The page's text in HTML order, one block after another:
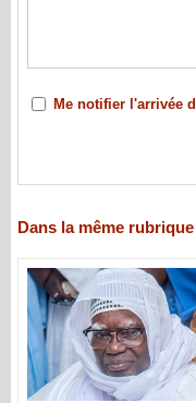
Me notifier l'arrivée
Dans la même